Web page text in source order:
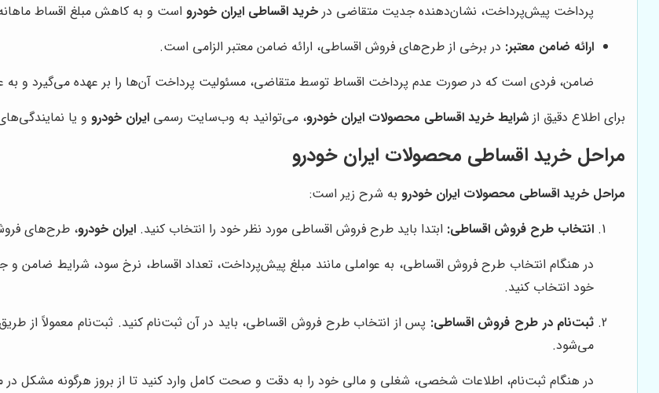
پرداخت پیش‌پرداخت، نشان‌دهنده جدیت متقاضی در خرید اقساطی ایران خودرو است و به کاهش مبلغ اقساط
ارائه ضامن معتبر: در برخی از طرح‌های فروش اقساطی، ارائه ضامن معتبر الزامی است.
ضامن، فردی است که در صورت عدم پرداخت اقساط توسط متقاضی، مسئولیت پرداخت آن‌ها را بر عهده می‌گیرد و به
برای اطلاع دقیق از شرایط خرید اقساطی محصولات ایران خودرو، می‌توانید به وب‌سایت رسمی ایران خودرو و یا
مراحل خرید اقساطی محصولات ایران خودرو
مراحل خرید اقساطی محصولات ایران خودروبه شرح زیر است:
انتخاب طرح فروش اقساطی: ابتدا باید طرح فروش اقساطی مورد نظر خود را انتخاب کنید. ایران خودرو، طرح‌های
در هنگام انتخاب طرح فروش اقساطی، به عواملی مانند مبلغ پیش‌پرداخت، تعداد اقساط، نرخ سود، شرایط ضامن و
خود انتخاب کنید.
ثبت‌نام در طرح فروش اقساطی: پس از انتخاب طرح فروش اقساطی، باید در آن ثبت‌نام کنید. ثبت‌نام معمولاً از
می‌شود.
در هنگام ثبت‌نام، اطلاعات شخصی، شغلی و مالی خود را به دقت و صحت کامل وارد کنید تا از بروز هرگونه مشکل